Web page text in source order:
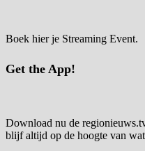
Boek hier je Streaming Event.
Get the App!
Download nu de
blijf altijd op de hoogte van